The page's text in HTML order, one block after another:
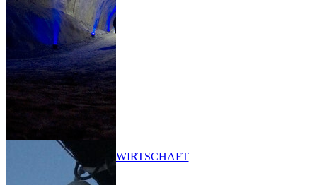
WIRTSCHAFT